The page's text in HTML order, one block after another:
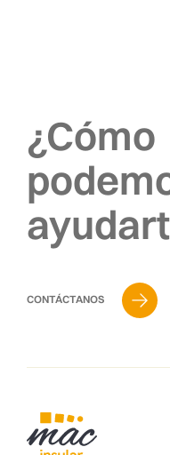
¿Cómo
CONTÁCTANOS